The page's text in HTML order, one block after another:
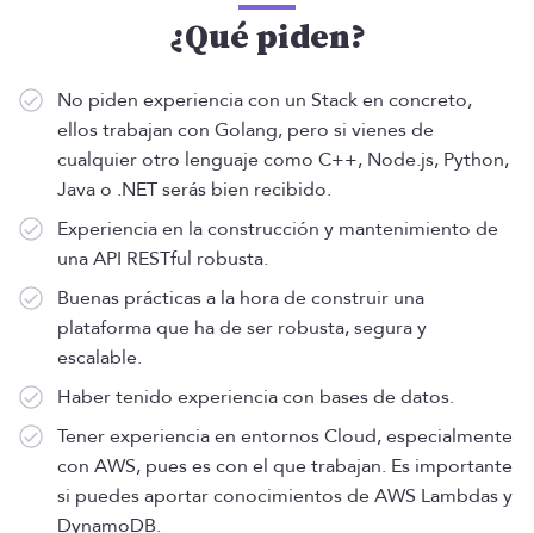
¿Qué piden?
No piden experiencia con un Stack en concreto,
ellos trabajan con Golang, pero si vienes de
cualquier otro lenguaje como C++, Node.js, Python,
Java o .NET serás bien recibido.
Experiencia en la construcción y mantenimiento de
una API RESTful robusta.
Buenas prácticas a la hora de construir una
plataforma que ha de ser robusta, segura y
escalable.
Haber tenido experiencia con bases de datos.
Tener experiencia en entornos Cloud, especialmente
con AWS, pues es con el que trabajan. Es importante
si puedes aportar conocimientos de AWS Lambdas y
DynamoDB.